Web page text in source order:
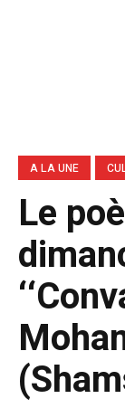
A LA UNE
Le